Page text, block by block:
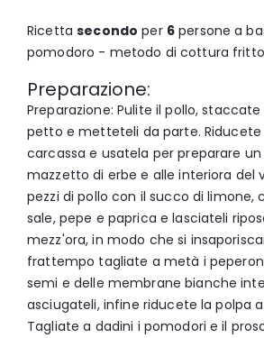
Ricettasecondo per 6persone a
pomodoro - metodo di cottura
Preparazione:
Preparazione: Pulite il pollo,
petto e metteteli da parte. Riducete
carcassa e usatela per preparare
mazzetto di erbe e alle interiora del
pezzi di pollo con il succo di limone,
sale, pepe e paprica e lasciateli
mezz'ora, in modo che si
frattempo tagliate a metà i
semi e delle membrane bianche
asciugateli, infine riducete la polpa
Tagliate a dadini i pomodori e il